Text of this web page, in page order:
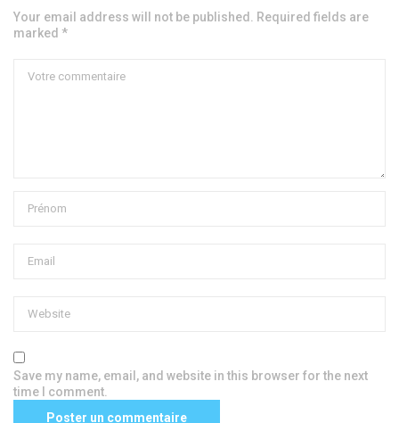
Your email address will not be published. Required fields are
marked *
Save my name, email, and website in this browser for the next
time I comment.